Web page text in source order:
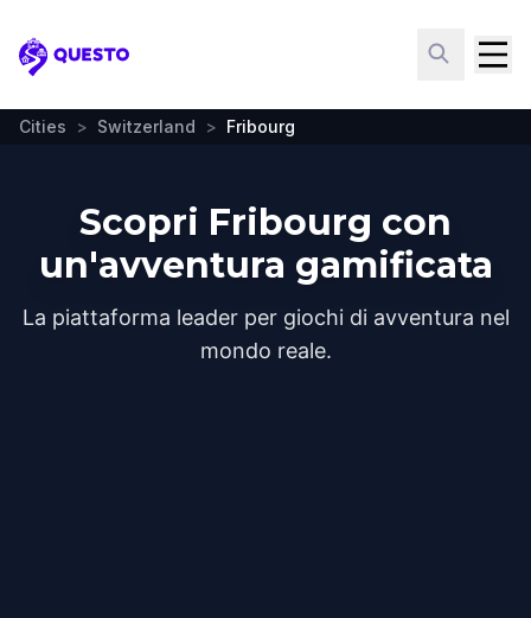
Questo
Cities > Switzerland > Fribourg
Scopri Fribourg con
un'avventura gamificata
La piattaforma leader per giochi di avventura nel
mondo reale.